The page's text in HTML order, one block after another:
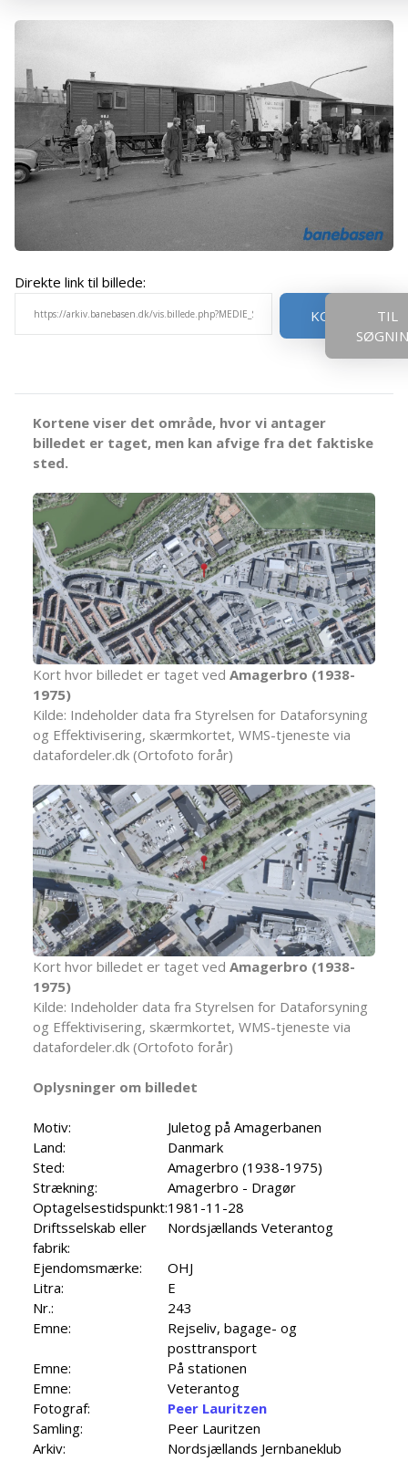
Direkte link til billede:
KOPIER
TIL
Kortene viser det område, hvor vi antager
billedet er taget, men kan afvige fra det faktiske
sted.
Kort hvor billedet er taget ved Amagerbro (1938-
1975)
Kilde: Indeholder data fra Styrelsen for Dataforsyning
og Effektivisering, skærmkortet, WMS-tjeneste via
datafordeler.dk (Ortofoto forår)
Kort hvor billedet er taget ved Amagerbro (1938-
1975)
Kilde: Indeholder data fra Styrelsen for Dataforsyning
og Effektivisering, skærmkortet, WMS-tjeneste via
datafordeler.dk (Ortofoto forår)
Oplysninger om billedet
Motiv:
Juletog på Amagerbanen
Land:
Danmark
Sted:
Amagerbro (1938-1975)
Strækning:
Amagerbro - Dragør
Optagelsestidspunkt:1981-11-28
Driftsselskab eller
fabrik:
Nordsjællands Veterantog
Ejendomsmærke:
OHJ
Litra:
E
Nr.:
243
Emne:
Rejseliv, bagage- og
posttransport
Emne:
På stationen
Emne:
Veterantog
Fotograf:
Peer Lauritzen
Samling:
Peer Lauritzen
Arkiv:
Nordsjællands Jernbaneklub